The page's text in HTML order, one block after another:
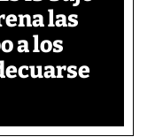
las
a los